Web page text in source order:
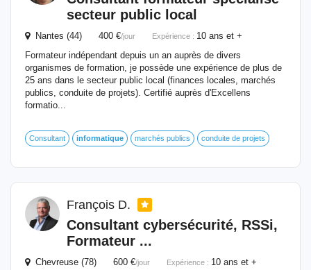
secteur public local
Nantes (44) 400 €/jour Expérience : 10 ans et +
Formateur indépendant depuis un an auprès de divers
organismes de formation, je possède une expérience de plus de
25 ans dans le secteur public local (finances locales, marchés
publics, conduite de projets). Certifié auprès d'Excellens
formatio...
Consultant informatique marchés publics conduite de projets
François D.
Consultant cybersécurité, RSSi,
Formateur ...
Chevreuse (78) 600 €/jour Expérience : 10 ans et +